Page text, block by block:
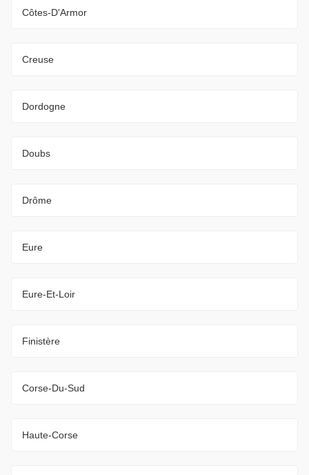
Côtes-D'Armor
Creuse
Dordogne
Doubs
Drôme
Eure
Eure-Et-Loir
Finistère
Corse-Du-Sud
Haute-Corse